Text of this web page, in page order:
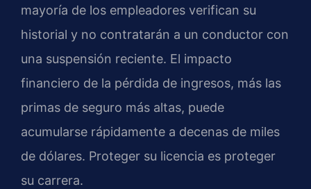
mayoría de los empleadores verifican su
historial y no contratarán a un conductor con
una suspensión reciente. El impacto
financiero de la pérdida de ingresos, más las
primas de seguro más altas, puede
acumularse rápidamente a decenas de miles
de dólares. Proteger su licencia es proteger
su carrera.